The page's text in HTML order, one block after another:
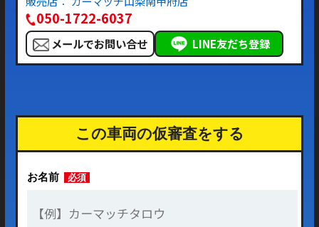
050-1722-6037
メールでお問い合せ LINE友だち登録
この車両の仮審査をする
お名前 必須